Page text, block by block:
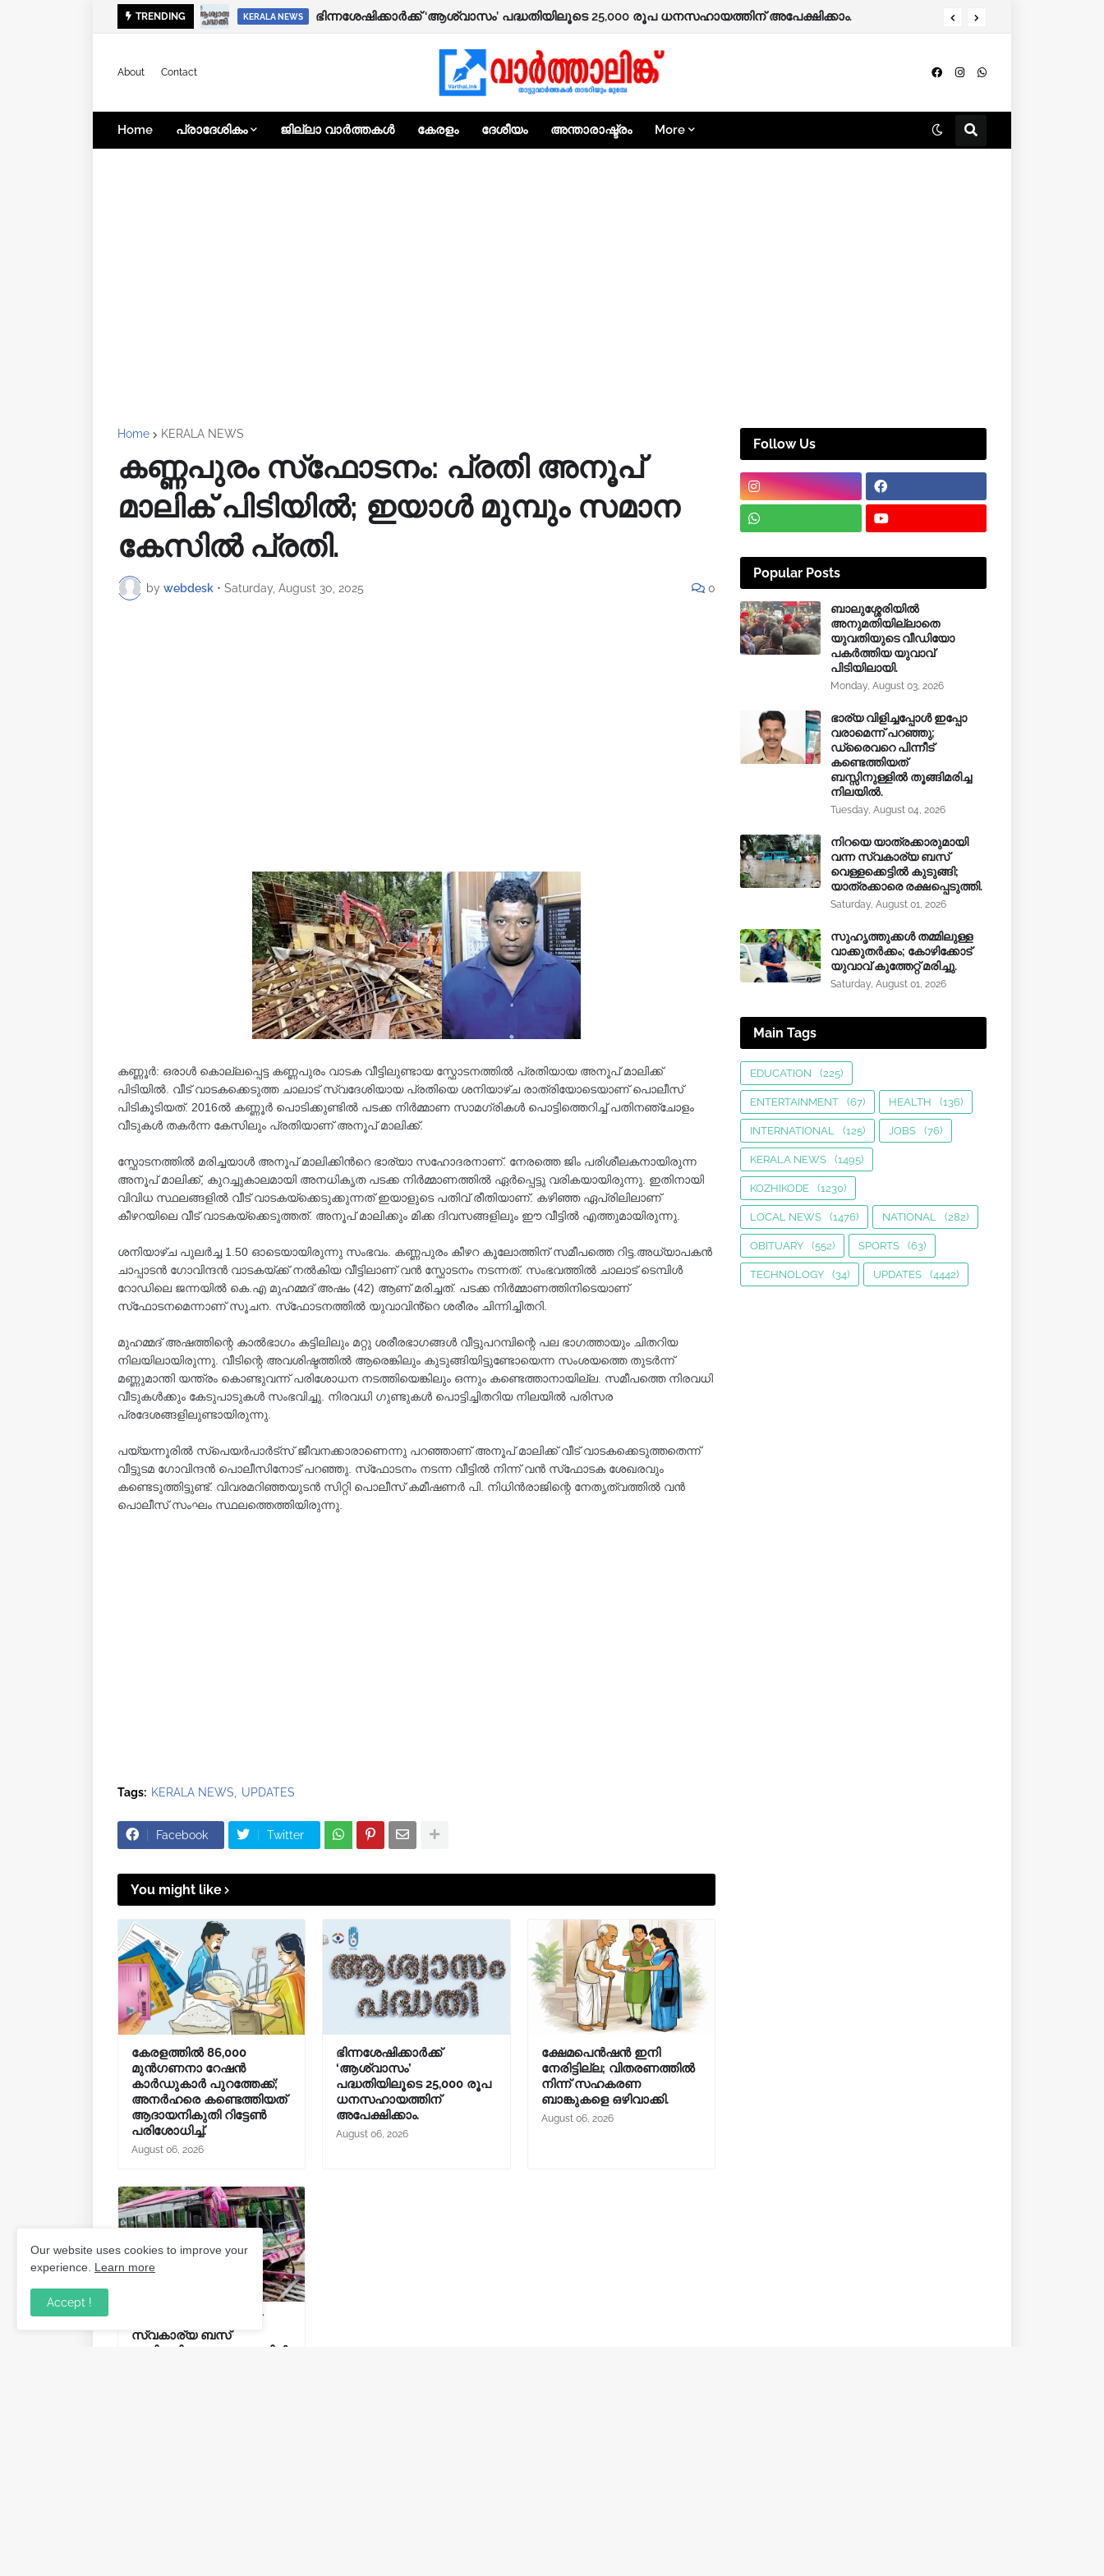
TRENDING KERALA NEWS ഭിന്നശേഷിക്കാർക്ക് ‘ആശ്വാസം’ പദ്ധതിയിലൂടെ 25,000 രൂപ ധനസഹായത്തിന് അപേക്ഷിക്കാം.
About Contact
Home പ്രാദേശികം ജില്ലാ വാർത്തകൾ കേരളം ദേശീയം അന്താരാഷ്ട്രം More
Home KERALA NEWS
കണ്ണപുരം സ്‌ഫോടനം: പ്രതി അനൂപ്
മാലിക് പിടിയിൽ; ഇയാൾ മുമ്പും സമാന
കേസിൽ പ്രതി.
by webdesk • Saturday, August 30, 2025 0
കണ്ണൂർ: ഒരാള്‍ കൊല്ലപ്പെട്ട കണ്ണപുരം വാടക വീട്ടിലുണ്ടായ സ്ഫോടനത്തിൽ പ്രതിയായ അനൂപ് മാലിക്ക്
പിടിയിൽ. വീട് വാടകക്കെടുത്ത ചാലാട് സ്വദേശിയായ പ്രതിയെ ശനിയാഴ്ച രാത്രിയോടെയാണ് പൊലീസ്
പിടികൂടിയത്. 2016ൽ കണ്ണൂർ പൊടിക്കുണ്ടിൽ പടക്ക നിർമ്മാണ സാമഗ്രികൾ പൊട്ടിത്തെറിച്ച് പതിനഞ്ചോളം
വീടുകൾ തകർന്ന കേസിലും പ്രതിയാണ് അനൂപ് മാലിക്ക്.
സ്ഫോടനത്തിൽ മരിച്ചയാൾ അനൂപ് മാലിക്കിന്‍റെ ഭാര്യാ സഹോദരനാണ്. നേരത്തെ ജിം പരിശീലകനായിരുന്ന
അനൂപ് മാലിക്ക്, കുറച്ചുകാലമായി അനധികൃത പടക്ക നിര്‍മ്മാണത്തില്‍ ഏർപ്പെട്ടു വരികയായിരുന്നു. ഇതിനായി
വിവിധ സ്ഥലങ്ങളില്‍ വീട് വാടകയ്ക്കെടുക്കുന്നത് ഇയാളുടെ പതിവ് രീതിയാണ്. കഴിഞ്ഞ ഏപ്രിലിലാണ്
കീഴറയിലെ വീട് വാടകയ്ക്കെടുത്തത്. അനൂപ് മാലിക്കും മിക്ക ദിവസങ്ങളിലും ഈ വീട്ടില്‍ എത്തുമായിരുന്നു.
ശനിയാഴ്ച പുലര്‍ച്ച 1.50 ഓടെയായിരുന്നു സംഭവം. കണ്ണപുരം കീഴറ കൂലോത്തിന് സമീപത്തെ റിട്ട.അധ്യാപകൻ
ചാപ്പാടന്‍ ഗോവിന്ദന്‍ വാടകയ്ക്ക് നല്‍കിയ വീട്ടിലാണ് വൻ സ്ഫോടനം നടന്നത്. സംഭവത്തിൽ ചാലാട് ടെമ്പിള്‍
റോഡിലെ ജന്നയിൽ കെ.എ മുഹമ്മദ് അഷം (42) ആണ് മരിച്ചത്. പടക്ക നിര്‍മ്മാണത്തിനിടെയാണ്
സ്‌ഫോടനമെന്നാണ് സൂചന. സ്‌ഫോടനത്തില്‍ യുവാവിൻ്റെ ശരീരം ചിന്നിച്ചിതറി.
മുഹമ്മദ് അഷത്തിന്റെ കാൽഭാഗം കട്ടിലിലും മറ്റു ശരീരഭാഗങ്ങള്‍ വീട്ടുപറമ്പിന്റെ പല ഭാഗത്തായും ചിതറിയ
നിലയിലായിരുന്നു. വീടിന്റെ അവശിഷ്ടത്തില്‍ ആരെങ്കിലും കുടുങ്ങിയിട്ടുണ്ടോയെന്ന സംശയത്തെ തുടര്‍ന്ന്
മണ്ണുമാന്തി യന്ത്രം കൊണ്ടുവന്ന് പരിശോധന നടത്തിയെങ്കിലും ഒന്നും കണ്ടെത്താനായില്ല. സമീപത്തെ നിരവധി
വീടുകൾക്കും കേടുപാടുകൾ സംഭവിച്ചു. നിരവധി ഗുണ്ടുകള്‍ പൊട്ടിച്ചിതറിയ നിലയില്‍ പരിസര
പ്രദേശങ്ങളിലുണ്ടായിരുന്നു.
പയ്യന്നൂരില്‍ സ്‌പെയര്‍പാര്‍ട്‌സ് ജീവനക്കാരാണെന്നു പറഞ്ഞാണ് അനൂപ് മാലിക്ക് വീട് വാടകക്കെടുത്തതെന്ന്
വീട്ടുടമ ഗോവിന്ദൻ പൊലീസിനോട് പറഞ്ഞു. സ്‌ഫോടനം നടന്ന വീട്ടില്‍ നിന്ന് വൻ സ്‌ഫോടക ശേഖരവും
കണ്ടെടുത്തിട്ടുണ്ട്. വിവരമറിഞ്ഞയുടന്‍ സിറ്റി പൊലീസ് കമീഷണര്‍ പി. നിധിന്‍രാജിന്റെ നേതൃത്വത്തില്‍ വൻ
പൊലീസ് സംഘം സ്ഥലത്തെത്തിയിരുന്നു.
Tags: KERALA NEWS UPDATES
Facebook Twitter
You might like
കേരളത്തിൽ 86,000
മുൻഗണനാ റേഷൻ
കാർഡുകാർ പുറത്തേക്ക്;
അനർഹരെ കണ്ടെത്തിയത്
ആദായനികുതി റിട്ടേൺ
പരിശോധിച്ച്.
August 06, 2026
ഭിന്നശേഷിക്കാർക്ക്
‘ആശ്വാസം’
പദ്ധതിയിലൂടെ 25,000 രൂപ
ധനസഹായത്തിന്
അപേക്ഷിക്കാം.
August 06, 2026
ക്ഷേമപെൻഷൻ ഇനി
നേരിട്ടില്ല; വിതരണത്തിൽ
നിന്ന് സഹകരണ
ബാങ്കുകളെ ഒഴിവാക്കി.
August 06, 2026
സ്വകാര്യ ബസ്
ഒന്നിലധികം വാഹനങ്ങളിൽ
Follow Us
Popular Posts
ബാലുശ്ശേരിയിൽ
അനുമതിയില്ലാതെ
യുവതിയുടെ വീഡിയോ
പകർത്തിയ യുവാവ്
പിടിയിലായി.
Monday, August 03, 2026
ഭാര്യ വിളിച്ചപ്പോള്‍ ഇപ്പോ
വരാമെന്ന് പറഞ്ഞു;
ഡ്രൈവറെ പിന്നീട്
കണ്ടെത്തിയത്
ബസ്സിനുള്ളില്‍ തൂങ്ങിമരിച്ച
നിലയിൽ.
Tuesday, August 04, 2026
നിറയെ യാത്രക്കാരുമായി
വന്ന സ്വകാര്യ ബസ്
വെള്ളക്കെട്ടിൽ കുടുങ്ങി;
യാത്രക്കാരെ രക്ഷപ്പെടുത്തി.
Saturday, August 01, 2026
സുഹൃത്തുക്കൾ തമ്മിലുള്ള
വാക്കുതർക്കം; കോഴിക്കോട്
യുവാവ് കുത്തേറ്റ് മരിച്ചു.
Saturday, August 01, 2026
Main Tags
EDUCATION (225)
ENTERTAINMENT (67) HEALTH (136)
INTERNATIONAL (125) JOBS (76)
KERALA NEWS (1495)
KOZHIKODE (1230)
LOCAL NEWS (1476) NATIONAL (282)
OBITUARY (552) SPORTS (63)
TECHNOLOGY (34) UPDATES (4442)
Our website uses cookies to improve your
experience. Learn more
Accept !